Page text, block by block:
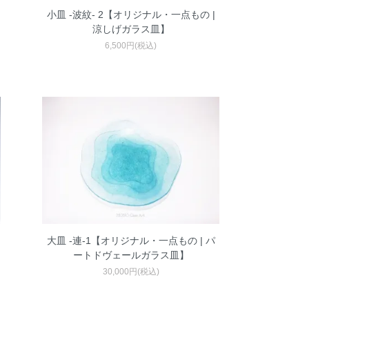
小皿 -波紋- 2【オリジナル・一点もの |
涼しげガラス皿】
6,500円(税込)
大皿 -連-1【オリジナル・一点もの | パ
ートドヴェールガラス皿】
30,000円(税込)